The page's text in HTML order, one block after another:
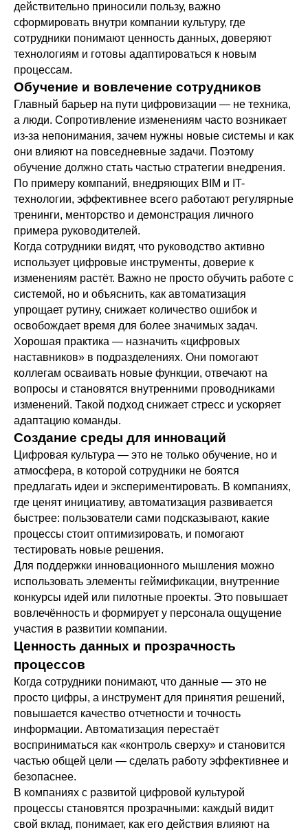
действительно приносили пользу, важно
сформировать внутри компании культуру, где
сотрудники понимают ценность данных, доверяют
технологиям и готовы адаптироваться к новым
процессам.
Обучение и вовлечение сотрудников
Главный барьер на пути цифровизации — не техника,
а люди. Сопротивление изменениям часто возникает
из-за непонимания, зачем нужны новые системы и как
они влияют на повседневные задачи. Поэтому
обучение должно стать частью стратегии внедрения.
По примеру компаний, внедряющих BIM и IT-
технологии, эффективнее всего работают регулярные
тренинги, менторство и демонстрация личного
примера руководителей.
Когда сотрудники видят, что руководство активно
использует цифровые инструменты, доверие к
изменениям растёт. Важно не просто обучить работе с
системой, но и объяснить, как автоматизация
упрощает рутину, снижает количество ошибок и
освобождает время для более значимых задач.
Хорошая практика — назначить «цифровых
наставников» в подразделениях. Они помогают
коллегам осваивать новые функции, отвечают на
вопросы и становятся внутренними проводниками
изменений. Такой подход снижает стресс и ускоряет
адаптацию команды.
Создание среды для инноваций
Цифровая культура — это не только обучение, но и
атмосфера, в которой сотрудники не боятся
предлагать идеи и экспериментировать. В компаниях,
где ценят инициативу, автоматизация развивается
быстрее: пользователи сами подсказывают, какие
процессы стоит оптимизировать, и помогают
тестировать новые решения.
Для поддержки инновационного мышления можно
использовать элементы геймификации, внутренние
конкурсы идей или пилотные проекты. Это повышает
вовлечённость и формирует у персонала ощущение
участия в развитии компании.
Ценность данных и прозрачность
процессов
Когда сотрудники понимают, что данные — это не
просто цифры, а инструмент для принятия решений,
повышается качество отчетности и точность
информации. Автоматизация перестаёт
восприниматься как «контроль сверху» и становится
частью общей цели — сделать работу эффективнее и
безопаснее.
В компаниях с развитой цифровой культурой
процессы становятся прозрачными: каждый видит
свой вклад, понимает, как его действия влияют на